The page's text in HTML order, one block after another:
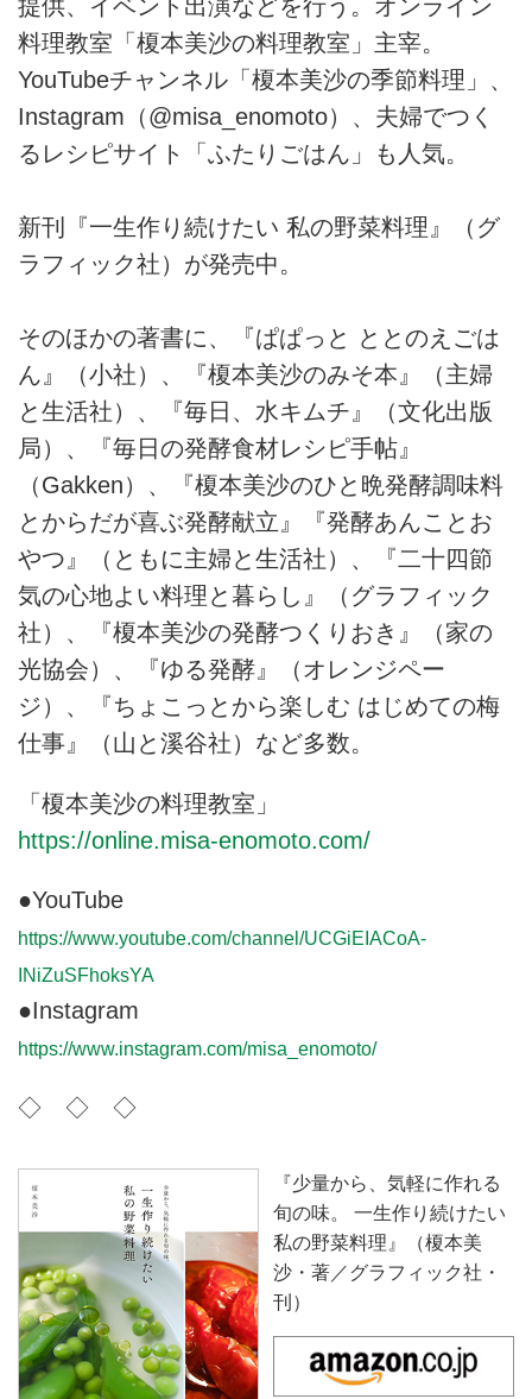
提供、イベント出演などを行う。オンライン
料理教室「榎本美沙の料理教室」主宰。
YouTubeチャンネル「榎本美沙の季節料理」、
Instagram（@misa_enomoto）、夫婦でつく
るレシピサイト「ふたりごはん」も人気。
新刊『一生作り続けたい 私の野菜料理』（グ
ラフィック社）が発売中。
そのほかの著書に、『ぱぱっと ととのえごは
ん』（小社）、『榎本美沙のみそ本』（主婦
と生活社）、『毎日、水キムチ』（文化出版
局）、『毎日の発酵食材レシピ手帖』
（Gakken）、『榎本美沙のひと晩発酵調味料
とからだが喜ぶ発酵献立』『発酵あんことお
やつ』（ともに主婦と生活社）、『二十四節
気の心地よい料理と暮らし』（グラフィック
社）、『榎本美沙の発酵つくりおき』（家の
光協会）、『ゆる発酵』（オレンジペー
ジ）、『ちょこっとから楽しむ はじめての梅
仕事』（山と溪谷社）など多数。
「榎本美沙の料理教室」
https://online.misa-enomoto.com/
●YouTube
https://www.youtube.com/channel/UCGiEIACoA-
INiZuSFhoksYA
●Instagram
https://www.instagram.com/misa_enomoto/
◇ ◇ ◇
『少量から、気軽に作れる
旬の味。 一生作り続けたい
私の野菜料理』（榎本美
沙・著／グラフィック社・
刊）